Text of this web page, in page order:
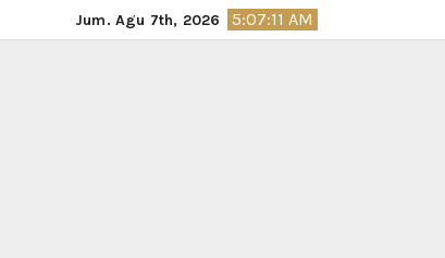
to
Jum. Agu 7th, 2026 5:07:12 AM